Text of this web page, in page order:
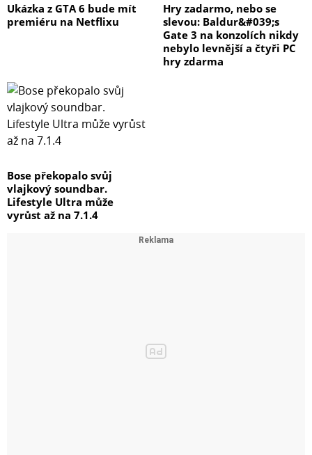
Ukázka z GTA 6 bude mít
premiéru na Netflixu
Hry zadarmo, nebo se
slevou: Baldur&#039;s
Gate 3 na konzolích nikdy
nebylo levnější a čtyři PC
hry zdarma
Bose překopalo svůj
vlajkový soundbar.
Lifestyle Ultra může
vyrůst až na 7.1.4